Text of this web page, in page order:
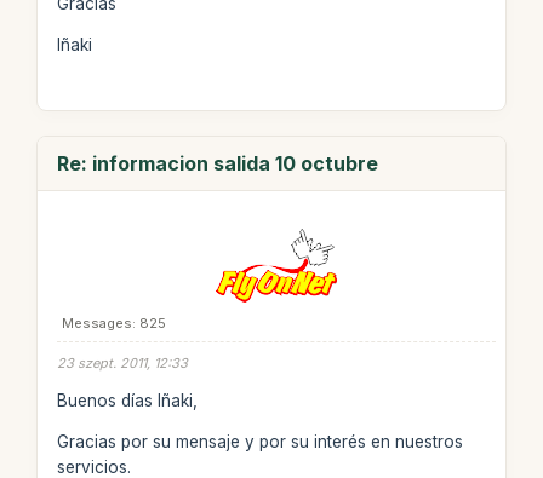
Iñaki
Re: informacion salida 10 octubre
Messages: 825
23 szept. 2011, 12:33
Buenos días Iñaki,
Gracias por su mensaje y por su interés en nuestros
servicios.